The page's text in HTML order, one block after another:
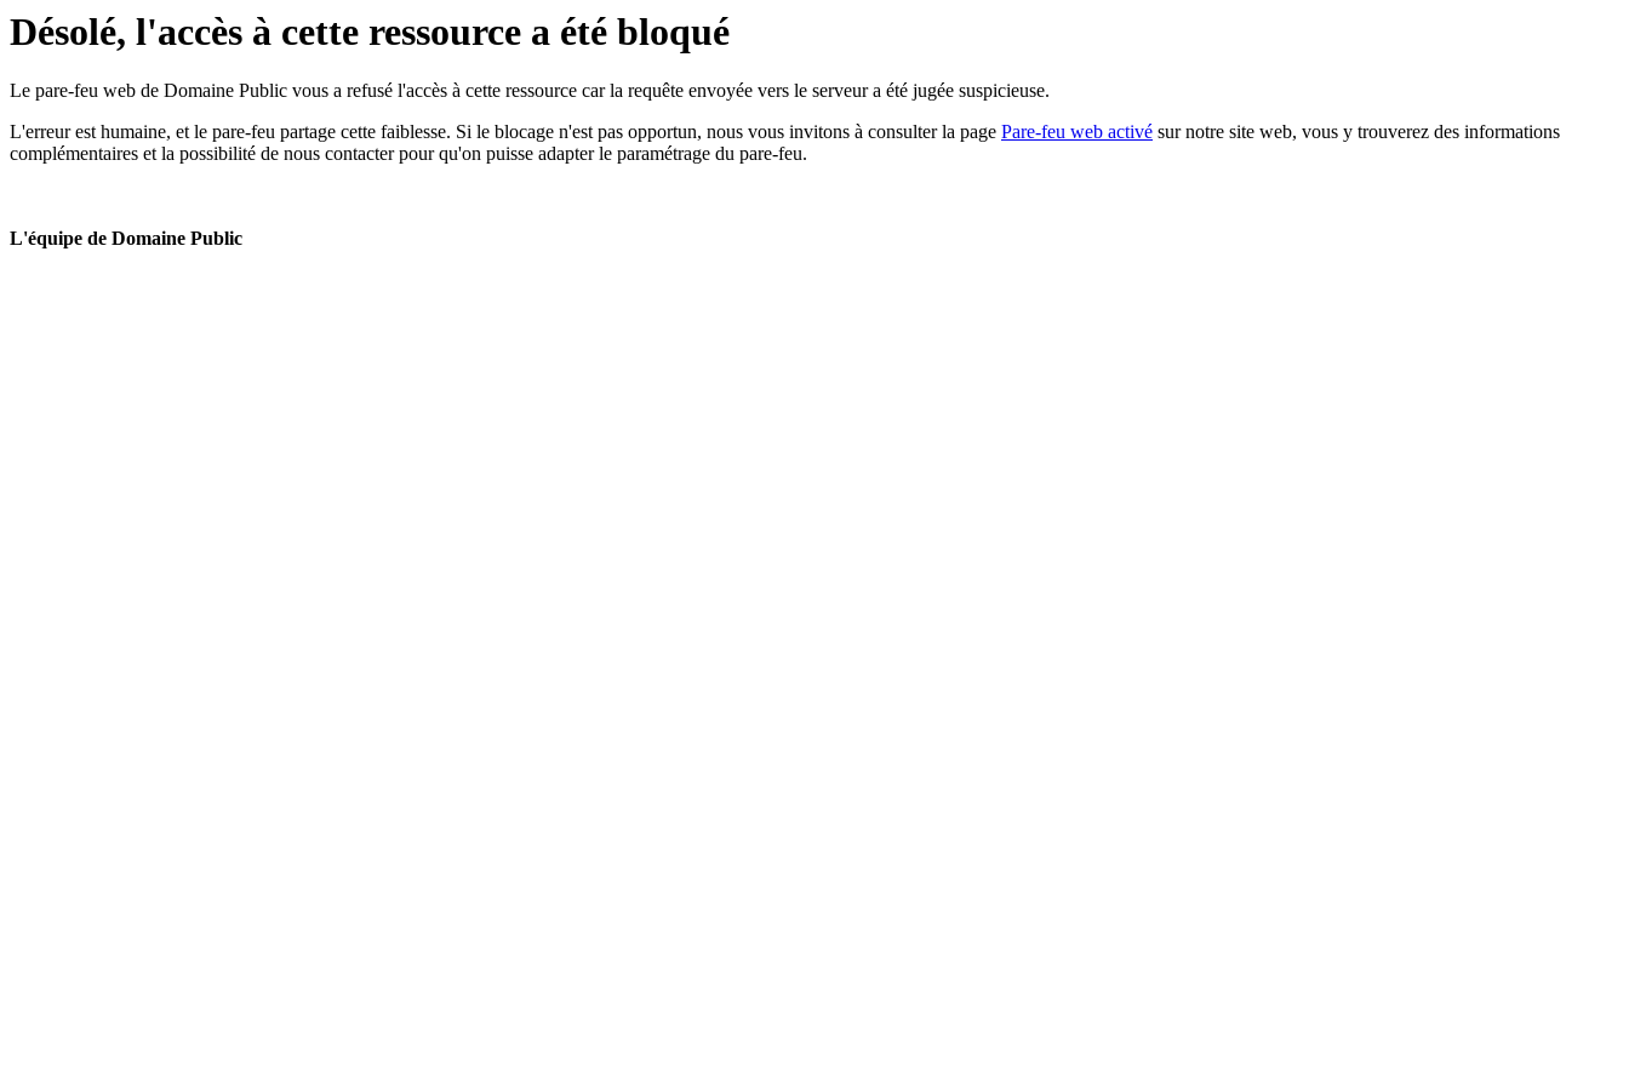
Désolé, l'accès à cette ressource a été bloqué
Le pare-feu web de Domaine Public vous a refusé l'accès à cette ressource car la requête envoyée vers le serveur a été jugée suspicieuse.
L'erreur est humaine, et le pare-feu partage cette faiblesse. Si le blocage n'est pas opportun, nous vous invitons à consulter la page Pare-feu web activé sur notre site web, vous y trouverez des informations
complémentaires et la possibilité de nous contacter pour qu'on puisse adapter le paramétrage du pare-feu.
L'équipe de Domaine Public